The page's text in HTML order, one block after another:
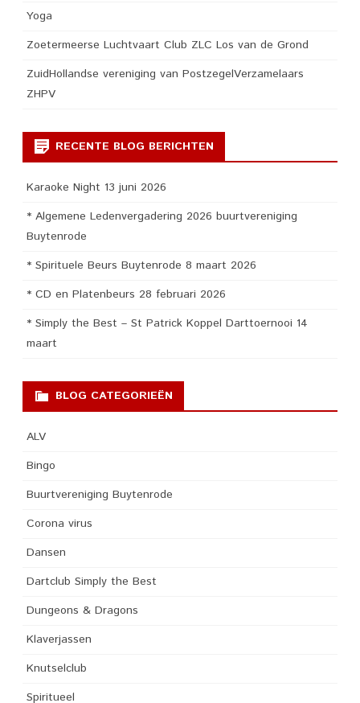
Yoga
Zoetermeerse Luchtvaart Club ZLC Los van de Grond
ZuidHollandse vereniging van PostzegelVerzamelaars
ZHPV
RECENTE BLOG BERICHTEN
Karaoke Night 13 juni 2026
* Algemene Ledenvergadering 2026 buurtvereniging
Buytenrode
* Spirituele Beurs Buytenrode 8 maart 2026
* CD en Platenbeurs 28 februari 2026
* Simply the Best – St Patrick Koppel Darttoernooi 14
maart
BLOG CATEGORIEËN
ALV
Bingo
Buurtvereniging Buytenrode
Corona virus
Dansen
Dartclub Simply the Best
Dungeons & Dragons
Klaverjassen
Knutselclub
Spiritueel